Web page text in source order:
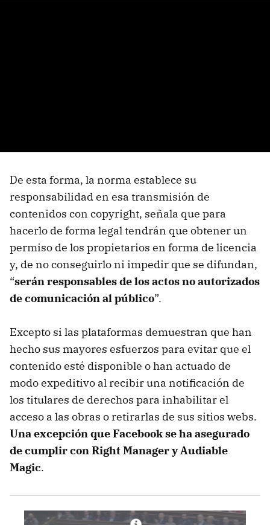
De esta forma, la norma establece su
responsabilidad en esa transmisión de
contenidos con copyright, señala que para
hacerlo de forma legal tendrán que obtener un
permiso de los propietarios en forma de licencia
y, de no conseguirlo ni impedir que se difundan,
“serán responsables de los actos no autorizados
de comunicación al público”.
Excepto si las plataformas demuestran que han
hecho sus mayores esfuerzos para evitar que el
contenido esté disponible o han actuado de
modo expeditivo al recibir una notificación de
los titulares de derechos para inhabilitar el
acceso a las obras o retirarlas de sus sitios webs.
Una excepción que Facebook se ha asegurado
de cumplir con Right Manager y Audiable
Magic.